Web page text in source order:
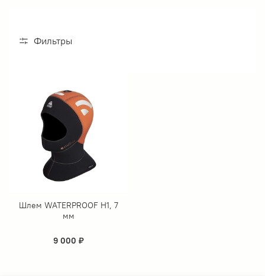
Фильтры
Шлем WATERPROOF H1, 7
мм
9 000 ₽